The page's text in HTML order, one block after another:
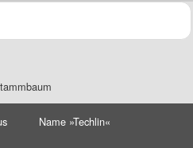
Name »Techlin«